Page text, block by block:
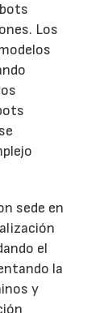
Los
sede en
el
la
y